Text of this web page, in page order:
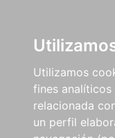
Utilizamos
fines
relacionada
un perfil